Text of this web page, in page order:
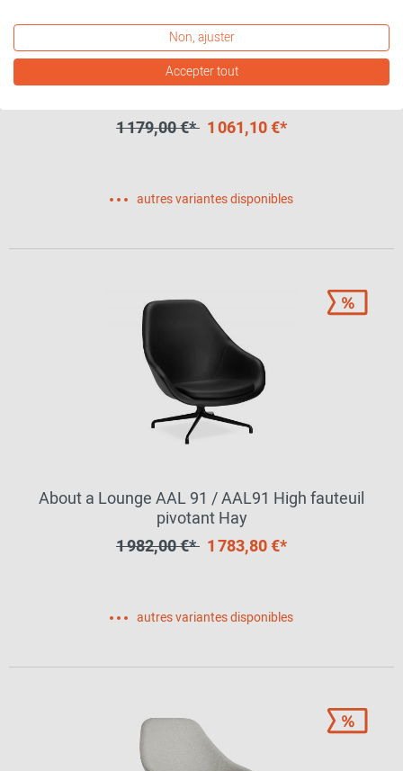
About a Lounge AAL 83 / AAL83 Fauteuil Hay
1 179,00 €* 1 061,10 €*
autres variantes disponibles
About a Lounge AAL 91 / AAL91 High fauteuil
pivotant Hay
1 982,00 €* 1 783,80 €*
autres variantes disponibles
Non, ajuster
Accepter tout